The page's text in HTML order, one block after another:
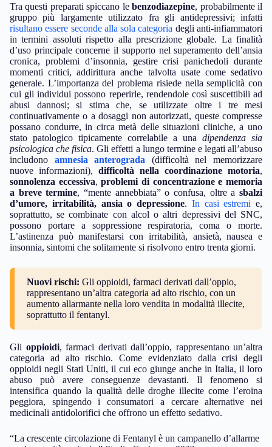
Tra questi preparati spiccano lebenzodiazepine, probabilmente il
gruppo più largamente utilizzato fra gli antidepressivi; infatti
risultano essere seconde alla sola categoria degli anti-infiammatori
in termini assoluti rispetto alla prescrizione globale. La finalità
d’uso principale concerne il supporto nel superamento dell’ansia
cronica, problemi d’insonnia, gestire crisi panichedoli durante
momenti critici, addirittura anche talvolta usate come sedativo
generale. L’importanza del problema risiede nella semplicità con
cui gli individui possono reperirle, rendendole così suscettibili ad
abusi dannosi; si stima che, se utilizzate oltre i tre mesi
continuativamente o a dosaggi non autorizzati, queste compresse
possano condurre, in circa metà delle situazioni cliniche, a uno
stato patologico tipicamente correlabile a una dipendenza sia
psicologica che fisica. Gli effetti a lungo termine e legati all’abuso
includono amnesia anterograda (difficoltà nel memorizzare
nuove informazioni), difficoltà nella coordinazione motoria,
sonnolenza eccessiva,problemi di concentrazione e memoria
a breve termine, “mente annebbiata” o confusa, oltre asbalzi
d’umore, irritabilità, ansia o depressione. In casi estremi e,
soprattutto, se combinate con alcol o altri depressivi del SNC,
possono portare a soppressione respiratoria, coma o morte.
L’astinenza può manifestarsi con irritabilità, ansietà, nausea e
insonnia, sintomi che solitamente si risolvono entro trenta giorni.
Nuovi rischi: Gli oppioidi, farmaci derivati dall’oppio,
rappresentano un’altra categoria ad alto rischio, con un
aumento allarmante nella loro vendita in modalità illecite,
soprattutto il fentanyl.
Gli oppioidi, farmaci derivati dall’oppio, rappresentano un’altra
categoria ad alto rischio. Come evidenziato dalla crisi degli
oppioidi negli Stati Uniti, il cui eco giunge anche in Italia, il loro
abuso può avere conseguenze devastanti. Il fenomeno si
intensifica quando la qualità delle droghe illecite come l’eroina
peggiora, spingendo i consumatori a cercare alternative nei
medicinali antidolorifici che offrono un effetto sedativo.
“La crescente circolazione di Fentanyl è un campanello d’allarme